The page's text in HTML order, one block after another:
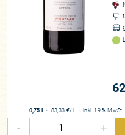
Generationen als
für große Rotweine. Schon
Weinbau, als sie damit
pflanzen. Auch zu
Region mutet heutzutage
Weltkriege hatten eine
Region inklusive
0,75 l ・ 83,33 €/ l ・inkl. 19 % MwSt.
- +